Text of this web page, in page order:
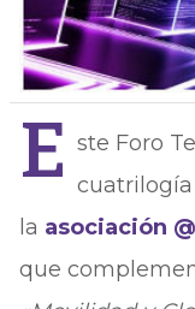
E ste Foro
cuatrilogía
la asociación
que